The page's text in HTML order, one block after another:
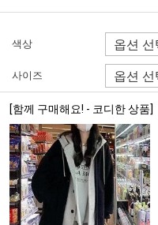
색상
사이즈
[함께 구매해요! - 코디한 상품]